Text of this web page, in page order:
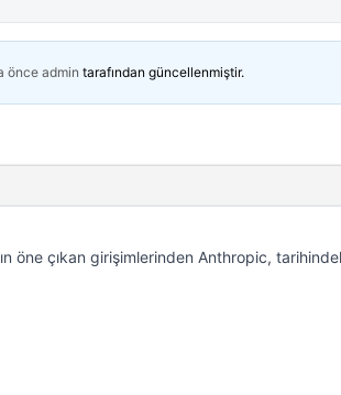
önce admin tarafından güncellenmiştir.
öne çıkan girişimlerinden Anthropic,